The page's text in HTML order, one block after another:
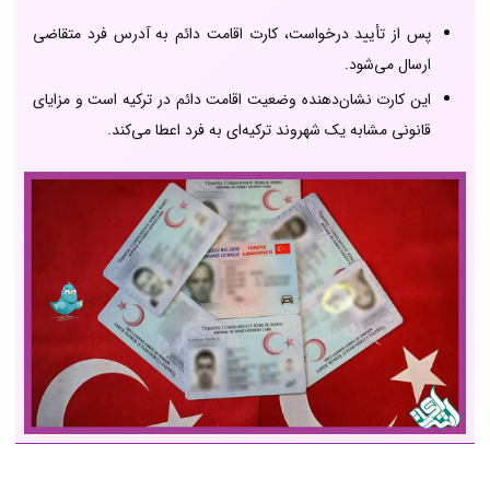
پس از تأیید درخواست، کارت اقامت دائم به آدرس فرد متقاضی
ارسال می‌شود.
این کارت نشان‌دهنده وضعیت اقامت دائم در ترکیه است و مزایای
قانونی مشابه یک شهروند ترکیه‌ای به فرد اعطا می‌کند.